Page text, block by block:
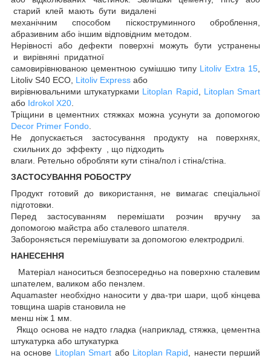
старий клей мають бути видалені
механічним способом піскоструминного оброблення,
абразивним або іншим відповідним методом.
Нерівності або дефекти поверхні можуть бути устранены
и вирівняні придатної
самовирівнюваною цементною сумішшю типу Litoliv Extra 15,
Litoliv S40 ECO, Litoliv Express або
вирівнювальними штукатурками Litoplan Rapid, Litoplan Smart
або Idrokol X20.
Тріщини в цементних стяжках можна усунути за допомогою
Decor Primer Fondo.
Не допускається застосування продукту на поверхнях,
схильних до эффекту , що підходить
влаги. Ретельно обробляти кути стіна/пол і стіна/стіна.
ЗАСТОСУВАННЯ РОБОСТРУ
Продукт готовий до використання, не вимагає спеціальної
підготовки.
Перед застосуванням перемішати розчин вручну за
допомогою майстра або сталевого шпателя.
Забороняється перемішувати за допомогою електродрилі.
НАНЕСЕННЯ
Матеріал наноситься безпосередньо на поверхню сталевим
шпателем, валиком або пензлем.
Aquamaster необхідно наносити у два-три шари, щоб кінцева
товщина шарів становила не
менш ніж 1 мм.
Якщо основа не надто гладка (наприклад, стяжка, цементна
штукатурка або штукатурка
на основе Litoplan Smart або Litoplan Rapid, нанести перший